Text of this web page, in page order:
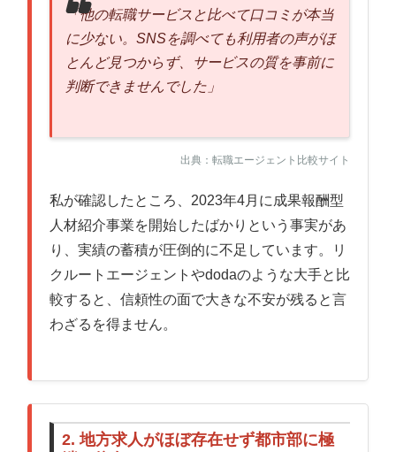
「他の転職サービスと比べて口コミが本当
に少ない。SNSを調べても利用者の声がほ
とんど見つからず、サービスの質を事前に
判断できませんでした」
出典：転職エージェント比較サイト
私が確認したところ、2023年4月に成果報酬型
人材紹介事業を開始したばかりという事実があ
り、実績の蓄積が圧倒的に不足しています。リ
クルートエージェントやdodaのような大手と比
較すると、信頼性の面で大きな不安が残ると言
わざるを得ません。
2. 地方求人がほぼ存在せず都市部に極